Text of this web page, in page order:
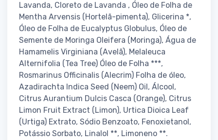
Lavanda, Cloreto de Lavanda , Óleo de Folha de
Mentha Arvensis (Hortelã-pimenta), Glicerina *,
Óleo de Folha de Eucalyptus Globulus, Óleo de
Semente de Moringa Oleifera (Moringa), Água de
Hamamelis Virginiana (Avelã), Melaleuca
Alternifolia (Tea Tree) Óleo de Folha ***,
Rosmarinus Officinalis (Alecrim) Folha de óleo,
Azadirachta Indica Seed (Neem) Oil, Álcool,
Citrus Aurantium Dulcis Casca (Orange), Citrus
Limon Fruit Extract (Limon), Urtica Dioica Leaf
(Urtiga) Extrato, Sódio Benzoato, Fenoxietanol,
Potássio Sorbato, Linalol **, Limoneno **.